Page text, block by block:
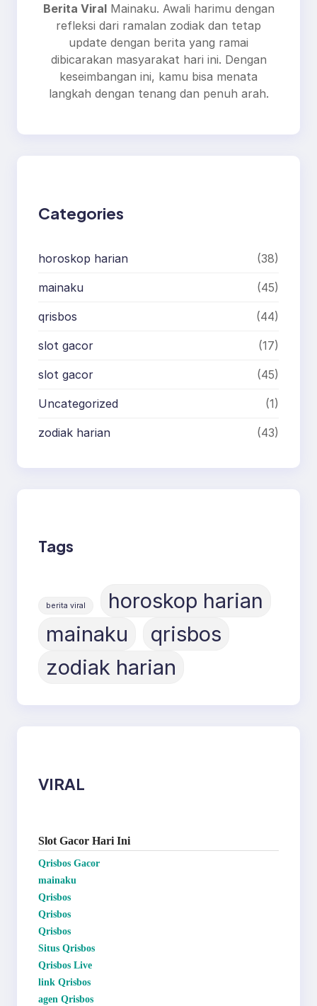
Berita ViralMainaku. Awali harimu dengan
refleksi dari ramalan zodiak dan tetap
update dengan berita yang ramai
dibicarakan masyarakat hari ini. Dengan
keseimbangan ini, kamu bisa menata
langkah dengan tenang dan penuh arah.
Categories
horoskop harian (38)
mainaku (45)
qrisbos (44)
slot gacor (17)
slot gacor (45)
Uncategorized (1)
zodiak harian (43)
Tags
berita viral
horoskop harian
mainaku
qrisbos
zodiak harian
VIRAL
Slot Gacor Hari Ini
Qrisbos Gacor
mainaku
Qrisbos
Qrisbos
Qrisbos
Situs Qrisbos
Qrisbos Live
link Qrisbos
agen Qrisbos